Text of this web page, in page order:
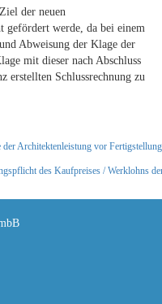
der neuen
gefördert werde, da bei einem
Abweisung der Klage der
mit dieser nach Abschluss
erstellten Schlussrechnung zu
Architektenleistung vor
des Kaufpreises / Werklohns